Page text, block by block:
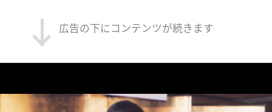
広告の下にコンテンツが続きます